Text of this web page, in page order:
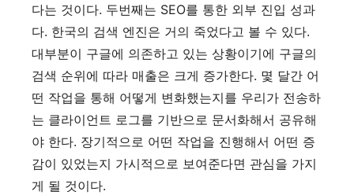
다는 것이다. 두번째는 SEO를 통한 외부 진입 성과
다. 한국의 검색 엔진은 거의 죽었다고 볼 수 있다.
대부분이 구글에 의존하고 있는 상황이기에 구글의
검색 순위에 따라 매출은 크게 증가한다. 몇 달간 어
떤 작업을 통해 어떻게 변화했는지를 우리가 전송하
는 클라이언트 로그를 기반으로 문서화해서 공유해
야 한다. 장기적으로 어떤 작업을 진행해서 어떤 증
감이 있었는지 가시적으로 보여준다면 관심을 가지
게 될 것이다.